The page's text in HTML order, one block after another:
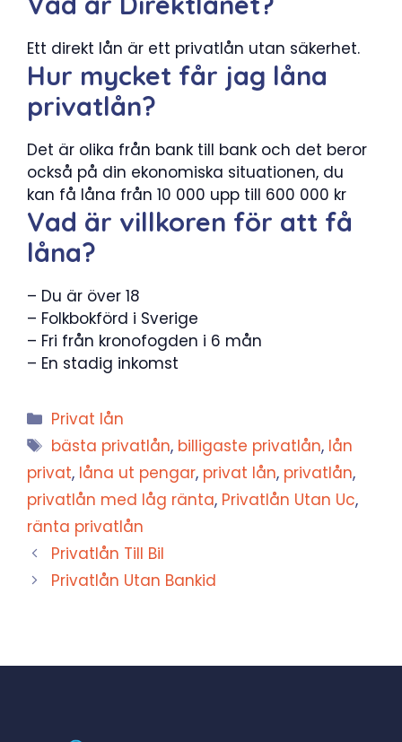
Ett direkt lån är ett privatlån utan säkerhet.
Hur mycket får jag låna
privatlån?
Det är olika från bank till bank och det beror
också på din ekonomiska situationen, du
kan få låna från 10 000 upp till 600 000 kr
Vad är villkoren för att få
låna?
– Du är över 18
– Folkbokförd i Sverige
– Fri från kronofogden i 6 mån
– En stadig inkomst
Kategorier
Privat lån
Etiketter
bästa privatlån, billigaste privatlån, lån
privat, låna ut pengar, privat lån, privatlån,
privatlån med låg ränta, Privatlån Utan Uc,
ränta privatlån
Privatlån Till Bil
Privatlån Utan Bankid